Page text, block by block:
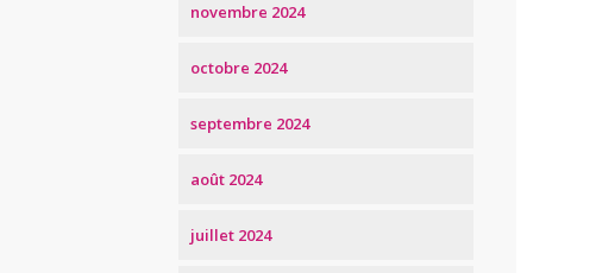
novembre 2024
octobre 2024
septembre 2024
août 2024
juillet 2024